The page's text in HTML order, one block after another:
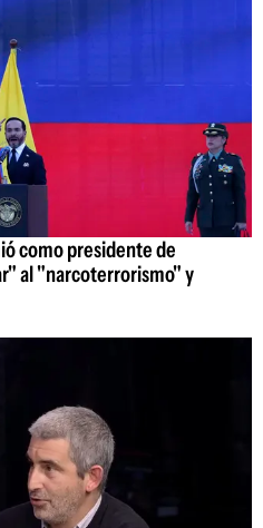
como presidente de
al "narcoterrorismo" y